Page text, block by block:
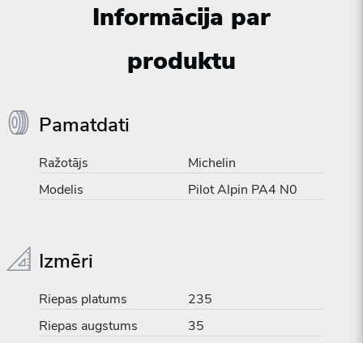
Informācija par
produktu
Pamatdati
Ražotājs
Michelin
Modelis
Pilot Alpin PA4 N0
Izmēri
Riepas platums
235
Riepas augstums
35